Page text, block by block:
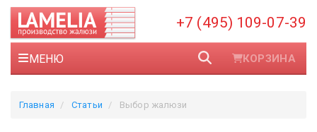
+7 (495) 109-07-39
МЕНЮ КОРЗИНА
Главная Статьи Выбор жалюзи